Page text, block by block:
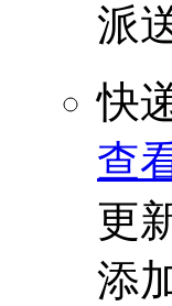
派
快
查
更
添